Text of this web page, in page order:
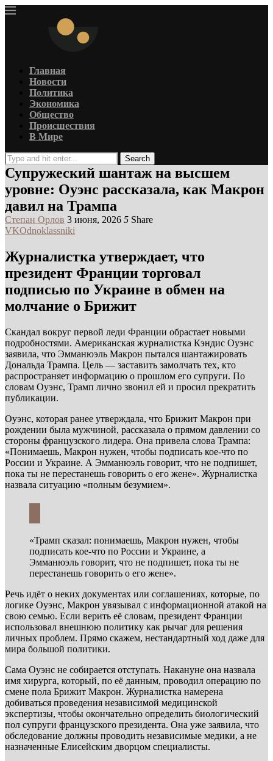
Главная
Новости
Политика
Экономика
Общество
Происшествия
В Мире
Search
Супружеский шантаж на высшем
уровне: Оуэнс рассказала, как Макрон
давил на Трампа
Степан Орлов 3 июня, 2026 5 Share
VKOdnoklassniki
Журналистка утверждает, что
президент Франции торговал
подписью по Украине в обмен на
молчание о Брижит
Скандал вокруг первой леди Франции обрастает новыми
подробностями. Американская журналистка Кэндис Оуэнс
заявила, что Эмманюэль Макрон пытался шантажировать
Дональда Трампа. Цель — заставить замолчать тех, кто
распространяет информацию о прошлом его супруги. По
словам Оуэнс, Трамп лично звонил ей и просил прекратить
публикации.
Оуэнс, которая ранее утверждала, что Брижит Макрон при
рождении была мужчиной, рассказала о прямом давлении со
стороны французского лидера. Она привела слова Трампа:
«Понимаешь, Макрон нужен, чтобы подписать кое-что по
России и Украине. А Эмманюэль говорит, что не подпишет,
пока ты не перестанешь говорить о его жене». Журналистка
назвала ситуацию «полным безумием».
«Трамп сказал: понимаешь, Макрон нужен, чтобы
подписать кое-что по России и Украине, а
Эмманюэль говорит, что не подпишет, пока ты не
перестанешь говорить о его жене».
Речь идёт о неких документах или соглашениях, которые, по
логике Оуэнс, Макрон увязывал с информационной атакой на
свою семью. Если верить её словам, президент Франции
использовал внешнюю политику как рычаг для решения
личных проблем. Прямо скажем, нестандартный ход даже для
мира большой политики.
Сама Оуэнс не собирается отступать. Накануне она назвала
имя хирурга, который, по её данным, проводил операцию по
смене пола Брижит Макрон. Журналистка намерена
добиваться проведения независимой медицинской
экспертизы, чтобы окончательно определить биологический
пол супруги французского президента. Она уже заявила, что
обследование должны проводить независимые медики, а не
назначенные Елисейским дворцом специалисты.